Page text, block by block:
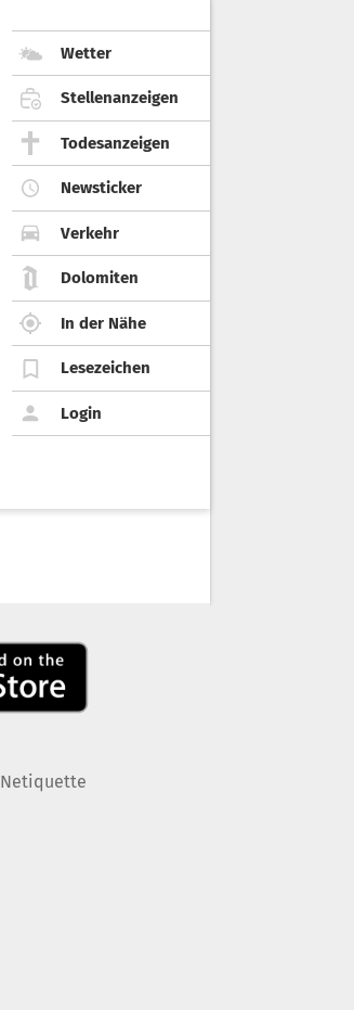
Wetter
Stellenanzeigen
Todesanzeigen
Newsticker
Verkehr
Dolomiten
In der Nähe
Lesezeichen
Login
Netiquette